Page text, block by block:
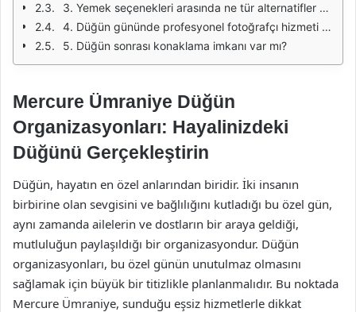
3. Yemek seçenekleri arasında ne tür alternatifler var?
4. Düğün gününde profesyonel fotoğrafçı hizmeti alabilir miyim?
5. Düğün sonrası konaklama imkanı var mı?
Mercure Ümraniye Düğün
Organizasyonları: Hayalinizdeki
Düğünü Gerçekleştirin
Düğün, hayatın en özel anlarından biridir. İki insanın
birbirine olan sevgisini ve bağlılığını kutladığı bu özel gün,
aynı zamanda ailelerin ve dostların bir araya geldiği,
mutluluğun paylaşıldığı bir organizasyondur. Düğün
organizasyonları, bu özel günün unutulmaz olmasını
sağlamak için büyük bir titizlikle planlanmalıdır. Bu noktada
Mercure Ümraniye, sunduğu eşsiz hizmetlerle dikkat